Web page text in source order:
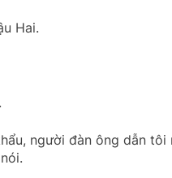
Xuân này con không về
2 Years Ago
Hai.
người đàn ông dẫn tôi